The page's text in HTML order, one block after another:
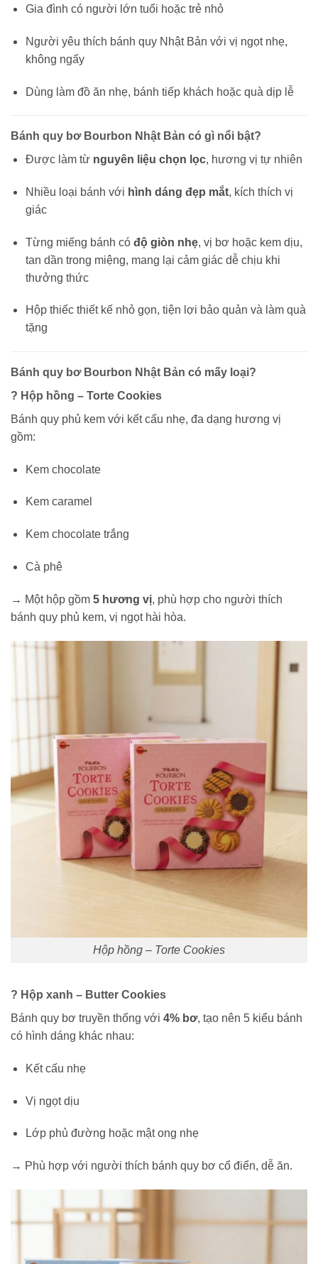
Gia đình có người lớn tuổi hoặc trẻ nhỏ
Người yêu thích bánh quy Nhật Bản với vị ngọt nhẹ,
không ngấy
Dùng làm đồ ăn nhẹ, bánh tiếp khách hoặc quà dịp lễ
Bánh quy bơ Bourbon Nhật Bản có gì nổi bật?
Được làm từ nguyên liệu chọn lọc, hương vị tự nhiên
Nhiều loại bánh với hình dáng đẹp mắt, kích thích vị
giác
Từng miếng bánh có độ giòn nhẹ, vị bơ hoặc kem dịu,
tan dần trong miệng, mang lại cảm giác dễ chịu khi
thưởng thức
Hộp thiếc thiết kế nhỏ gọn, tiện lợi bảo quản và làm quà
tặng
Bánh quy bơ Bourbon Nhật Bản có mấy loại?
? Hộp hồng – Torte Cookies
Bánh quy phủ kem với kết cấu nhẹ, đa dạng hương vị
gồm:
Kem chocolate
Kem caramel
Kem chocolate trắng
Cà phê
→ Một hộp gồm 5 hương vị, phù hợp cho người thích
bánh quy phủ kem, vị ngọt hài hòa.
Hộp hồng – Torte Cookies
? Hộp xanh – Butter Cookies
Bánh quy bơ truyền thống với 4% bơ, tạo nên 5 kiểu bánh
có hình dáng khác nhau:
Kết cấu nhẹ
Vị ngọt dịu
Lớp phủ đường hoặc mật ong nhẹ
→ Phù hợp với người thích bánh quy bơ cổ điển, dễ ăn.